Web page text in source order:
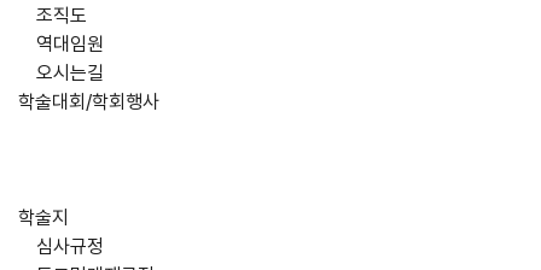
조직도
역대임원
오시는길
학술대회/학회행사
학술지
심사규정